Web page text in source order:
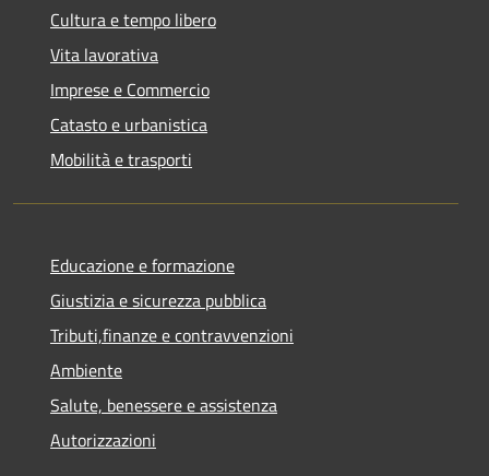
Cultura e tempo libero
Vita lavorativa
Imprese e Commercio
Catasto e urbanistica
Mobilità e trasporti
Educazione e formazione
Giustizia e sicurezza pubblica
Tributi,finanze e contravvenzioni
Ambiente
Salute, benessere e assistenza
Autorizzazioni